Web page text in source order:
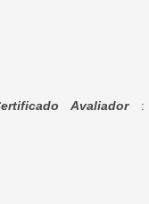
Avaliador :